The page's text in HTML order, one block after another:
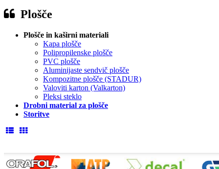
Plošče
Plošče in kaširni materiali
Kapa plošče
Polipropilenske plošče
PVC plošče
Aluminijaste sendvič plošče
Kompozitne plošče (STADUR)
Valoviti karton (Valkarton)
Pleksi steklo
Drobni material za plošče
Storitve